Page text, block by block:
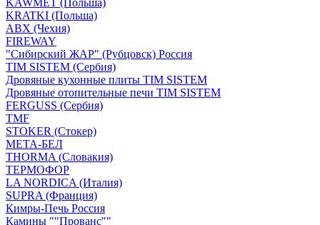
KAWMET (Польша)
KRATKI (Польша)
ABX (Чехия)
FIREWAY
"Сибирский ЖАР" (Рубцовск) Россия
TIM SISTEM (Сербия)
Дровяные кухонные плиты TIM SISTEM
Дровяные отопительные печи TIM SISTEM
FERGUSS (Сербия)
TMF
STOKER (Стокер)
МЕТА-БЕЛ
THORMA (Словакия)
ТЕРМОФОР
LA NORDICA (Италия)
SUPRA (Франция)
Кимры-Печь Россия
Камины ""Прованс""